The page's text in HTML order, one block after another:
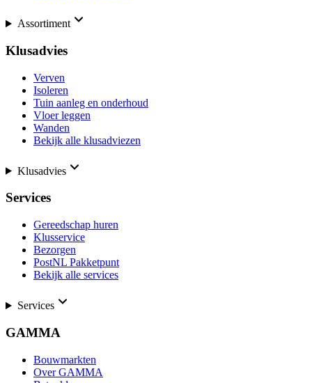
Assortiment
Klusadvies
Verven
Isoleren
Tuin aanleg en onderhoud
Vloer leggen
Wanden
Bekijk alle klusadviezen
Klusadvies
Services
Gereedschap huren
Klusservice
Bezorgen
PostNL Pakketpunt
Bekijk alle services
Services
GAMMA
Bouwmarkten
Over GAMMA